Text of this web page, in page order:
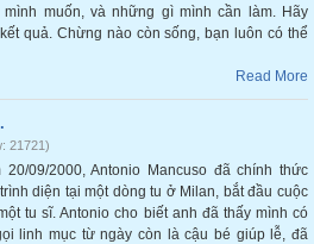
mình muốn, và những gì mình cần làm. Hãy
quả. Chừng nào còn sống, bạn luôn có thể
Read More
21721)
20/09/2000, Antonio Mancuso đã chính thức
diện tại một dòng tu ở Milan, bắt đầu cuộc
tu sĩ. Antonio cho biết anh đã thấy mình có
linh mục từ ngày còn là cậu bé giúp lễ, đã